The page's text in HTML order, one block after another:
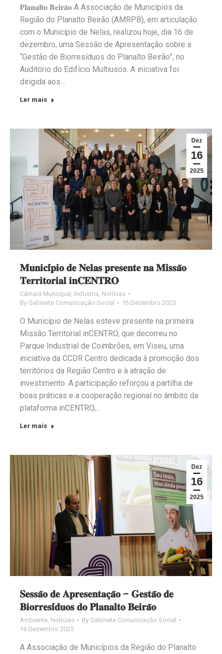
𝐏𝐥𝐚𝐧𝐚𝐥𝐭𝐨 𝐁𝐞𝐢𝐫𝐚̃𝐨 A Associação de Municípios da
Região do Planalto Beirão (AMRPB), em articulação
com o Município de Nelas, realizou hoje, dia 16 de
dezembro, uma Sessão de Apresentação sobre a
“Gestão de Biorresíduos do Planalto Beirão”, no
Auditório do Edifício Multiusos. A iniciativa foi
dirigida aos…
Ler mais
Dez
16
2025
𝐌𝐮𝐧𝐢𝐜𝐢́𝐩𝐢𝐨 𝐝𝐞 𝐍𝐞𝐥𝐚𝐬 𝐩𝐫𝐞𝐬𝐞𝐧𝐭𝐞 𝐧𝐚 𝐌𝐢𝐬𝐬𝐚̃𝐨
𝐓𝐞𝐫𝐫𝐢𝐭𝐨𝐫𝐢𝐚𝐥 𝐢𝐧𝐂𝐄𝐍𝐓𝐑𝐎
Câmara Municipal Industria Notícias
By Gabinete Comunicação Social 16 Dezembro 2025
O Município de Nelas esteve presente na primeira
Missão Territorial inCENTRO, que decorreu no
Parque Industrial de Coimbrões, em Viseu, uma
iniciativa da CCDR Centro dedicada à promoção dos
territórios da Região Centro e à atração de
investimento. A participação reforçou a partilha de
boas práticas e a cooperação regional no âmbito da
plataforma inCENTRO,…
Ler mais
Dez
16
2025
𝐒𝐞𝐬𝐬𝐚̃𝐨 𝐝𝐞 𝐀𝐩𝐫𝐞𝐬𝐞𝐧𝐭𝐚𝐜̧𝐚̃𝐨 – 𝐆𝐞𝐬𝐭𝐚̃𝐨 𝐝𝐞
𝐁𝐢𝐨𝐫𝐫𝐞𝐬𝐢́𝐝𝐮𝐨𝐬 𝐝𝐨 𝐏𝐥𝐚𝐧𝐚𝐥𝐭𝐨 𝐁𝐞𝐢𝐫𝐚̃𝐨
Ambiente, Notícias By Gabinete Comunicação Social
16 Dezembro 2025
A Associação de Municípios da Região do Planalto